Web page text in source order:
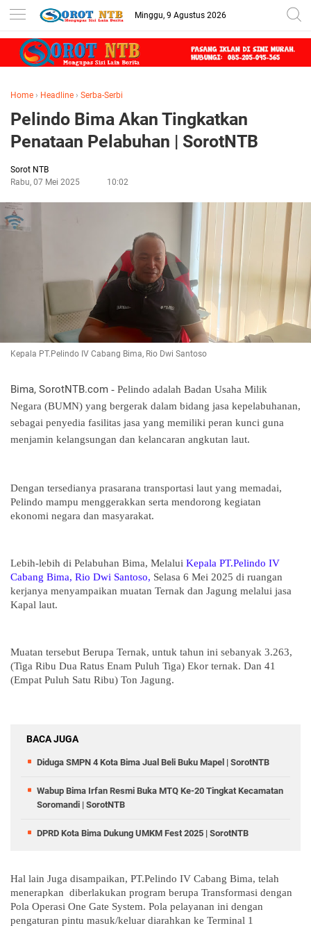
Minggu, 9 Agustus 2026
Home › Headline › Serba-Serbi
Pelindo Bima Akan Tingkatkan
Penataan Pelabuhan | SorotNTB
Sorot NTB
Rabu, 07 Mei 2025
10:02
Kepala PT.Pelindo IV Cabang Bima, Rio Dwi Santoso
Bima, SorotNTB.com - Pelindo adalah Badan Usaha Milik
Negara (BUMN) yang bergerak dalam bidang jasa kepelabuhanan,
sebagai penyedia fasilitas jasa yang memiliki peran kunci guna
menjamin kelangsungan dan kelancaran angkutan laut.
Dengan tersedianya prasarana transportasi laut yang memadai,
Pelindo mampu menggerakkan serta mendorong kegiatan
ekonomi negara dan masyarakat.
Lebih-lebih di Pelabuhan Bima, Melalui Kepala PT.Pelindo IV
Cabang Bima, Rio Dwi Santoso, Selasa 6 Mei 2025 di ruangan
kerjanya menyampaikan muatan Ternak dan Jagung melalui jasa
Kapal laut.
Muatan tersebut Berupa Ternak, untuk tahun ini sebanyak 3.263,
(Tiga Ribu Dua Ratus Enam Puluh Tiga) Ekor ternak. Dan 41
(Empat Puluh Satu Ribu) Ton Jagung.
BACA JUGA
Diduga SMPN 4 Kota Bima Jual Beli Buku Mapel | SorotNTB
Wabup Bima Irfan Resmi Buka MTQ Ke-20 Tingkat Kecamatan
Soromandi | SorotNTB ‎
DPRD Kota Bima Dukung UMKM Fest 2025 | SorotNTB
Hal lain Juga disampaikan, PT.Pelindo IV Cabang Bima, telah
menerapkan diberlakukan program berupa Transformasi dengan
Pola Operasi One Gate System. Pola pelayanan ini dengan
pengaturan pintu masuk/keluar diarahkan ke Terminal 1